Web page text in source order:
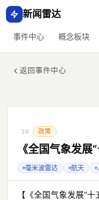
新闻雷达
事件中心 概念板块
返回事件中心
30 政策
《全国气象发展
毫米波雷达 航天
【《全国气象发展“